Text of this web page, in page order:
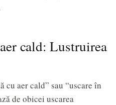
cald: Lustruirea
cu aer cald” sau “uscare în
de obicei uscarea